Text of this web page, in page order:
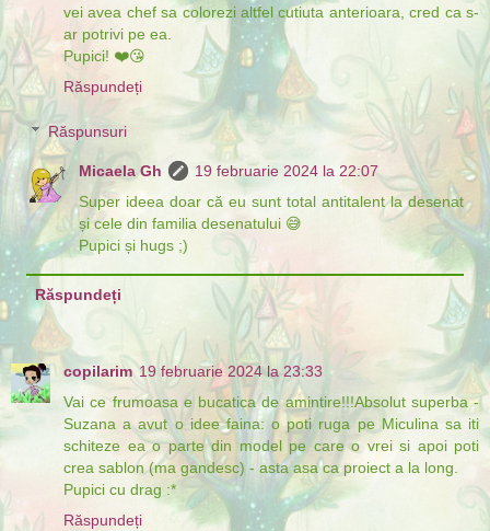
vei avea chef sa colorezi altfel cutiuta anterioara, cred ca s-
ar potrivi pe ea.
Pupici! ❤️😘
Răspundeți
Răspunsuri
Micaela Gh
19 februarie 2024 la 22:07
Super ideea doar că eu sunt total antitalent la desenat
și cele din familia desenatului 😅
Pupici și hugs ;)
Răspundeți
copilarim 19 februarie 2024 la 23:33
Vai ce frumoasa e bucatica de amintire!!!Absolut superba -
Suzana a avut o idee faina: o poti ruga pe Miculina sa iti
schiteze ea o parte din model pe care o vrei si apoi poti
crea sablon (ma gandesc) - asta asa ca proiect a la long.
Pupici cu drag :*
Răspundeți